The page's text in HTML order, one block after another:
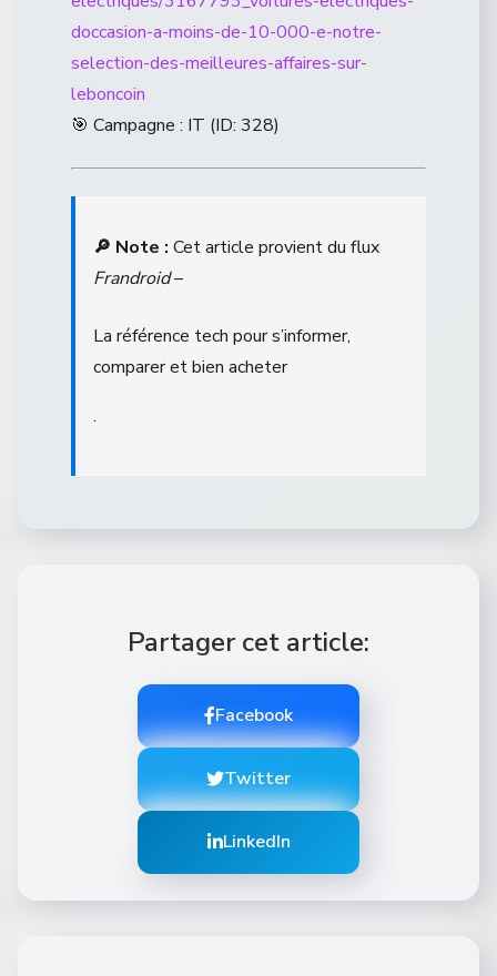
doccasion-a-moins-de-10-000-e-notre-
selection-des-meilleures-affaires-sur-
leboncoin
🎯 Campagne : IT (ID: 328)
🔎 Note : Cet article provient du flux
Frandroid–
La référence tech pour s’informer,
comparer et bien acheter
.
Partager cet article:
Facebook
Twitter
LinkedIn